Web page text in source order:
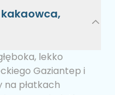
lekko
Gaziantep i
na płatkach